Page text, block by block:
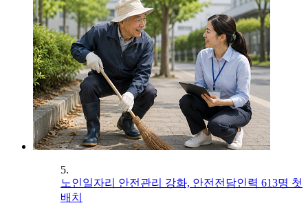
5.
노인일자리 안전관리 강화, 안전전담인력 613명 첫
배치